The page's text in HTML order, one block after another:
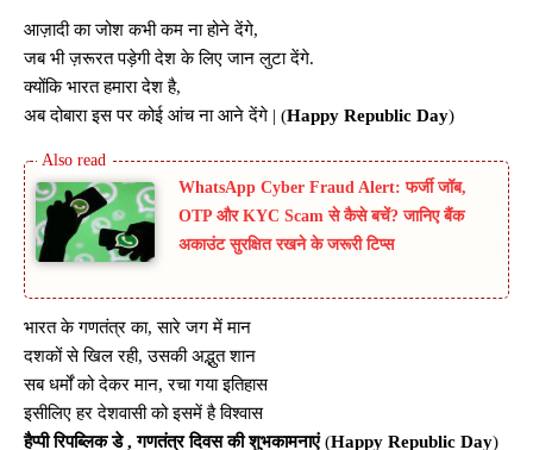
आज़ादी का जोश कभी कम ना होने देंगे,
जब भी ज़रूरत पड़ेगी देश के लिए जान लुटा देंगे.
क्योंकि भारत हमारा देश है,
अब दोबारा इस पर कोई आंच ना आने देंगे | (Happy Republic Day)
WhatsApp Cyber Fraud Alert: फर्जी जॉब,
OTP और KYC Scam से कैसे बचें? जानिए बैंक
अकाउंट सुरक्षित रखने के जरूरी टिप्स
भारत के गणतंत्र का, सारे जग में मान
दशकों से खिल रही, उसकी अद्भुत शान
सब धर्मों को देकर मान, रचा गया इतिहास
इसीलिए हर देशवासी को इसमें है विश्वास
हैप्पी रिपब्लिक डे , गणतंत्र दिवस की शुभकामनाएं(Happy Republic Day)